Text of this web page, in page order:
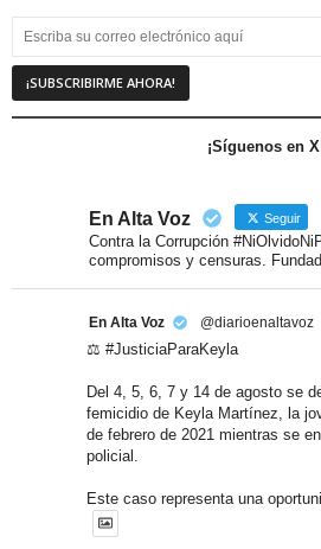
¡Síguenos en
En Alta Voz Seguir
Contra la Corrupción
compromisos y censuras.
En Alta Voz @diarioenaltavoz
⚖️ #JusticiaParaKeyla
Del 4, 5, 6, 7 y 14 de agosto se
femicidio de Keyla Martínez, la
de febrero de 2021 mientras se
policial.
Este caso representa una